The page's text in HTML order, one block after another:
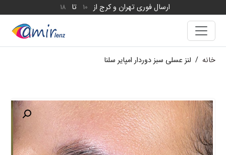
ارسال فوری تهران و کرج از 10 تا 18
خانه / لنز عسلی سبز دوردار امپایر سلنا